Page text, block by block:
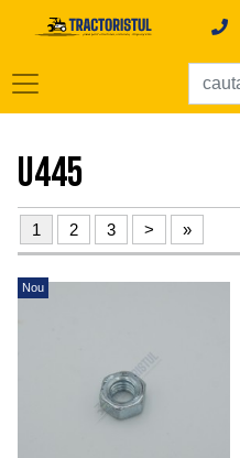
U445
1 2 3 > »
Nou